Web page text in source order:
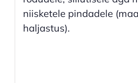
niisketele pindadele
haljastus).